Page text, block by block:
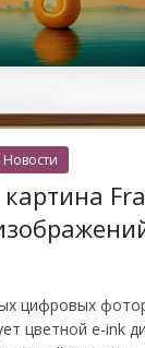
Новости
цифровых
цветной e-ink